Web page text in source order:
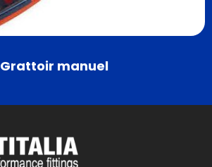
Grattoir manuel